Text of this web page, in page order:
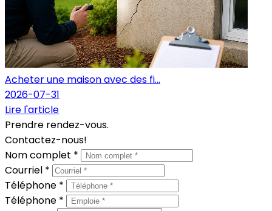
Acheter une maison avec des fi...
2026-07-31
Lire l'article
Prendre rendez-vous.
Contactez-nous!
Nom complet *
Courriel *
Téléphone *
Téléphone *